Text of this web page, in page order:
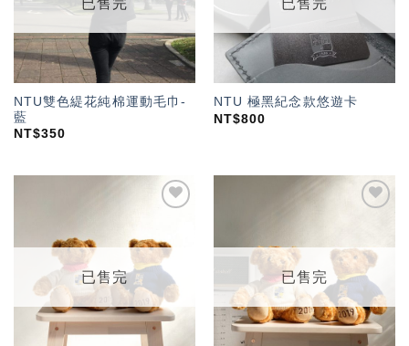
NTU雙色緹花純棉運動毛巾-
藍
NT$350
NTU 極黑紀念款悠遊卡
NT$800
望輕
單」
已售完
單」
已售完